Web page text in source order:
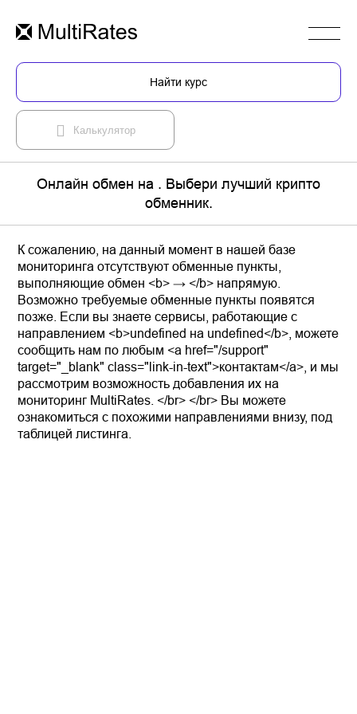
Найти курс
Калькулятор
Онлайн обмен на . Выбери лучший крипто
обменник.
К сожалению, на данный момент в нашей базе
мониторинга отсутствуют обменные пункты,
выполняющие обмен <b> → </b> напрямую.
Возможно требуемые обменные пункты появятся
позже. Если вы знаете сервисы, работающие с
направлением <b>undefined на undefined</b>, можете
сообщить нам по любым <a href="/support"
target="_blank" class="link-in-text">контактам</a>, и мы
рассмотрим возможность добавления их на
мониторинг MultiRates. </br> </br> Вы можете
ознакомиться с похожими направлениями внизу, под
таблицей листинга.